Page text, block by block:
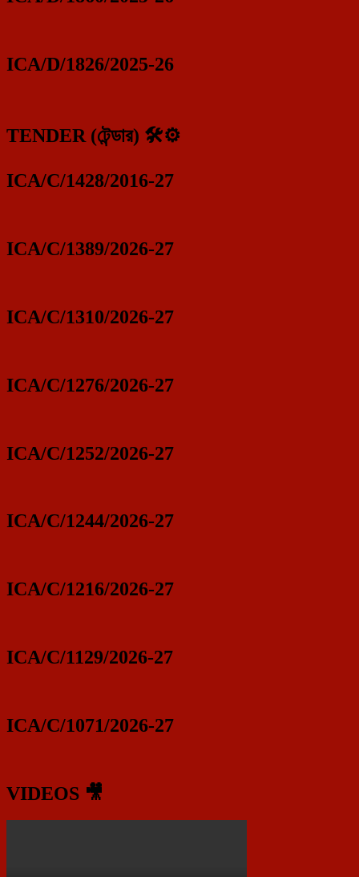
ICA/D/1826/2025-26
TENDER (টেন্ডার) 🛠️⚙️
ICA/C/1428/2016-27
ICA/C/1389/2026-27
ICA/C/1310/2026-27
ICA/C/1276/2026-27
ICA/C/1252/2026-27
ICA/C/1244/2026-27
ICA/C/1216/2026-27
ICA/C/1129/2026-27
ICA/C/1071/2026-27
VIDEOS 🎥